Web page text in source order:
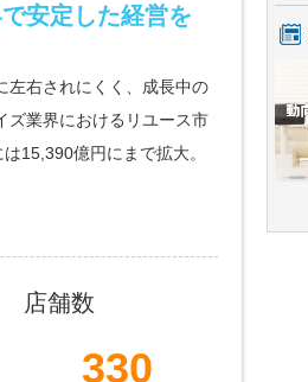
安定した経営を
左右されにくく、成長中の
ズ業界におけるリユース市
15,390億円にまで拡大。
店舗数
330